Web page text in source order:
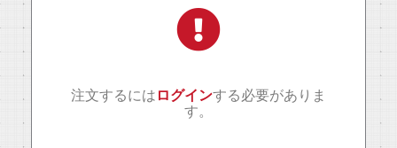
注文するにはログインする必要がありま
す。